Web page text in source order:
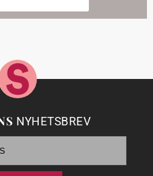
NYHETSBREV